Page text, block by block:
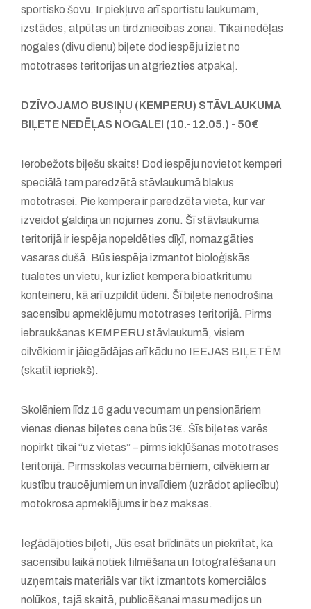
sportisko šovu. Ir piekļuve arī sportistu laukumam,
izstādes, atpūtas un tirdzniecības zonai. Tikai nedēļas
nogales (divu dienu) biļete dod iespēju iziet no
mototrases teritorijas un atgriezties atpakaļ.
DZĪVOJAMO BUSIŅU (KEMPERU) STĀVLAUKUMA
BIĻETE NEDĒĻAS NOGALEI (10.-12.05.) - 50€
Ierobežots biļešu skaits! Dod iespēju novietot kemperi
speciālā tam paredzētā stāvlaukumā blakus
mototrasei. Pie kempera ir paredzēta vieta, kur var
izveidot galdiņa un nojumes zonu. Šī stāvlaukuma
teritorijā ir iespēja nopeldēties dīķī, nomazgāties
vasaras dušā. Būs iespēja izmantot bioloģiskās
tualetes un vietu, kur izliet kempera bioatkritumu
konteineru, kā arī uzpildīt ūdeni. Šī biļete nenodrošina
sacensību apmeklējumu mototrases teritorijā. Pirms
iebraukšanas KEMPERU stāvlaukumā, visiem
cilvēkiem ir jāiegādājas arī kādu no IEEJAS BIĻETĒM
(skatīt iepriekš).
Skolēniem līdz 16 gadu vecumam un pensionāriem
vienas dienas biļetes cena būs 3€. Šīs biļetes varēs
nopirkt tikai “uz vietas” – pirms iekļūšanas mototrases
teritorijā. Pirmsskolas vecuma bērniem, cilvēkiem ar
kustību traucējumiem un invalīdiem (uzrādot apliecību)
motokrosa apmeklējums ir bez maksas.
Iegādājoties biļeti, Jūs esat brīdināts un piekrītat, ka
sacensību laikā notiek filmēšana un fotografēšana un
uzņemtais materiāls var tikt izmantots komerciālos
nolūkos, tajā skaitā, publicēšanai masu medijos un